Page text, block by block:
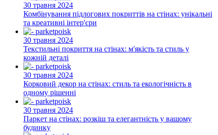
30 травня 2024
Комбінування підлогових покриттів на стінах: унікальні
та креативні інтер'єри
30 травня 2024
Текстильні покриття на стінах: м'якість та стиль у
кожній деталі
30 травня 2024
Корковий декор на стінах: стиль та екологічність в
одному рішенні
30 травня 2024
Паркет на стінах: розкіш та елегантність у вашому
будинку